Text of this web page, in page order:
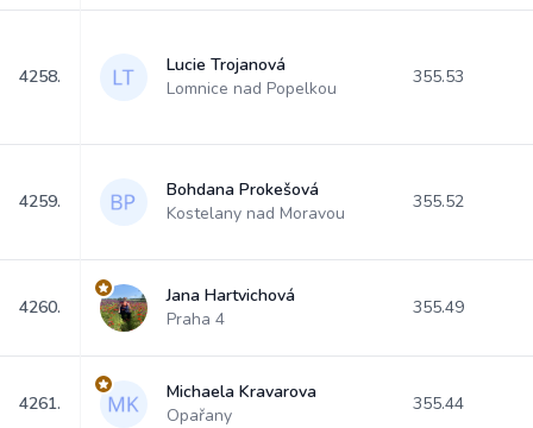
4258.
Lucie Trojanová
Lomnice nad Popelkou
355.53
4259.
Bohdana Prokešová
Kostelany nad Moravou
355.52
4260.
Jana Hartvichová
Praha 4
355.49
4261.
Michaela Kravarova
Opařany
355.44